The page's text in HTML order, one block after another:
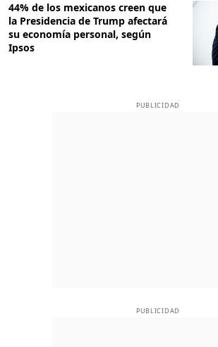
44% de los mexicanos creen que
la Presidencia de Trump afectará
su economía personal, según
Ipsos
PUBLICIDAD
PUBLICIDAD